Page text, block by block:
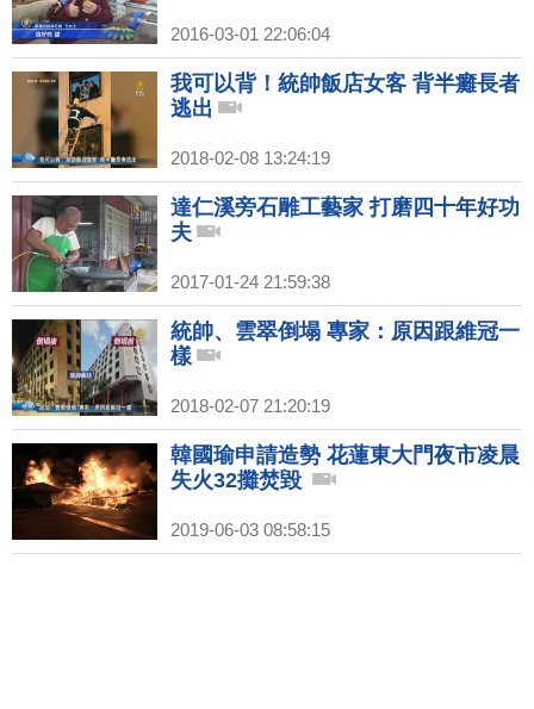
2016-03-01 22:06:04
我可以背！統帥飯店女客 背半癱長者
逃出
2018-02-08 13:24:19
達仁溪旁石雕工藝家 打磨四十年好功
夫
2017-01-24 21:59:38
統帥、雲翠倒塌 專家：原因跟維冠一
樣
2018-02-07 21:20:19
韓國瑜申請造勢 花蓮東大門夜市凌晨
失火32攤焚毀
2019-06-03 08:58:15